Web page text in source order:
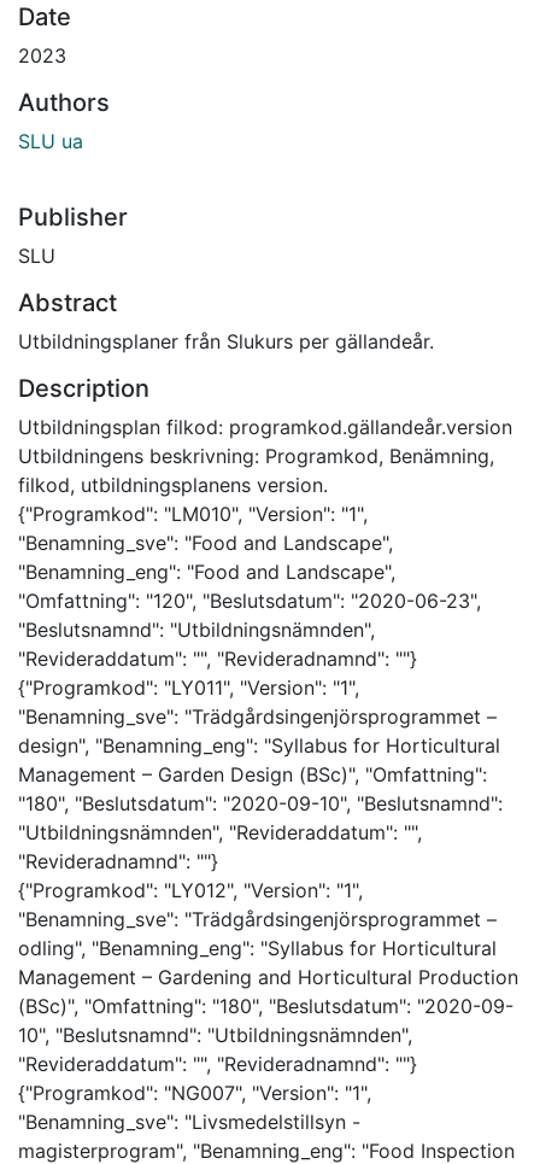
Date
2023
Authors
SLU ua
Publisher
SLU
Abstract
Utbildningsplaner från Slukurs per gällandeår.
Description
Utbildningsplan filkod: programkod.gällandeår.version
Utbildningens beskrivning: Programkod, Benämning,
filkod, utbildningsplanens version.
{"Programkod": "LM010", "Version": "1",
"Benamning_sve": "Food and Landscape",
"Benamning_eng": "Food and Landscape",
"Omfattning": "120", "Beslutsdatum": "2020-06-23",
"Beslutsnamnd": "Utbildningsnämnden",
"Revideraddatum": "", "Revideradnamnd": ""}
{"Programkod": "LY011", "Version": "1",
"Benamning_sve": "Trädgårdsingenjörsprogrammet –
design", "Benamning_eng": "Syllabus for Horticultural
Management – Garden Design (BSc)", "Omfattning":
"180", "Beslutsdatum": "2020-09-10", "Beslutsnamnd":
"Utbildningsnämnden", "Revideraddatum": "",
"Revideradnamnd": ""}
{"Programkod": "LY012", "Version": "1",
"Benamning_sve": "Trädgårdsingenjörsprogrammet –
odling", "Benamning_eng": "Syllabus for Horticultural
Management – Gardening and Horticultural Production
(BSc)", "Omfattning": "180", "Beslutsdatum": "2020-09-
10", "Beslutsnamnd": "Utbildningsnämnden",
"Revideraddatum": "", "Revideradnamnd": ""}
{"Programkod": "NG007", "Version": "1",
"Benamning_sve": "Livsmedelstillsyn -
magisterprogram", "Benamning_eng": "Food Inspection